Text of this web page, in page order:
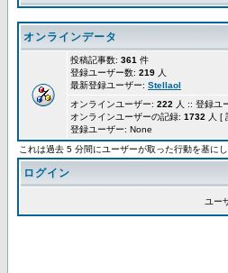
オンラインデータ
投稿記事数: 361 件
登録ユーザー数: 219 人
最新登録ユーザー: Stellaol
オンラインユーザー: 222 人 :: 登録ユ
オンラインユーザーの記録: 1732 人 [
登録ユーザー: None
これは過去 5 分間にユーザーが取った行動を基に
ログイン
ユー